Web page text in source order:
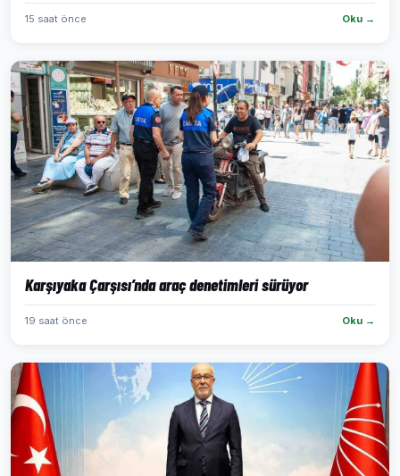
15 saat önce Oku →
Karşıyaka Çarşısı’nda araç denetimleri sürüyor
19 saat önce Oku →